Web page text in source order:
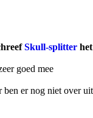
Skull-splitter het
goed mee
ben er nog niet over uit